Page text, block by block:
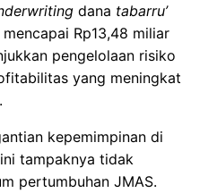
dana tabarru’
Rp13,48 miliar
pengelolaan risiko
yang meningkat
kepemimpinan di
tampaknya tidak
pertumbuhan JMAS.